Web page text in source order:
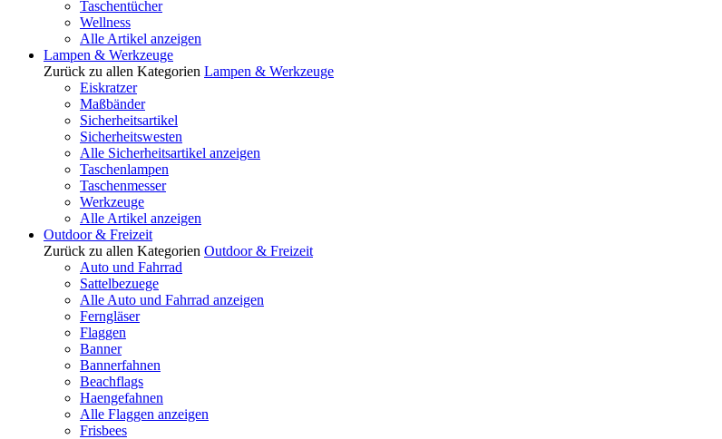
Taschentücher
Wellness
Alle Artikel anzeigen
Lampen & Werkzeuge
Zurück zu allen Kategorien Lampen & Werkzeuge
Eiskratzer
Maßbänder
Sicherheitsartikel
Sicherheitswesten
Alle Sicherheitsartikel anzeigen
Taschenlampen
Taschenmesser
Werkzeuge
Alle Artikel anzeigen
Outdoor & Freizeit
Zurück zu allen Kategorien Outdoor & Freizeit
Auto und Fahrrad
Sattelbezuege
Alle Auto und Fahrrad anzeigen
Ferngläser
Flaggen
Banner
Bannerfahnen
Beachflags
Haengefahnen
Alle Flaggen anzeigen
Frisbees